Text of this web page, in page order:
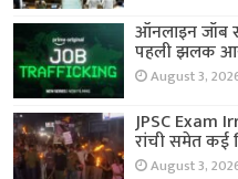
ऑनलाइन जॉब
पहली झलक
August 3,
JPSC Exam
रांची समेत कई
August 3,